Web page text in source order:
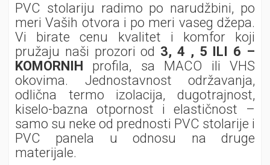
PVC stolariju radimo po narudžbini, po
meri Vaših otvora i po meri vaseg džepa.
Vi birate cenu kvalitet i komfor koji
pružaju naši prozori od 3, 4 , 5 ILI 6 –
KOMORNIH profila, sa MACO ili VHS
okovima. Jednostavnost održavanja,
odlična termo izolacija, dugotrajnost,
kiselo-bazna otpornost i elastičnost –
samo su neke od prednosti PVC stolarije i
PVC panela u odnosu na druge
materijale.